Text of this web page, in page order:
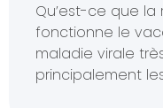
Qu’est-ce que
fonctionne le
maladie virale
principalement